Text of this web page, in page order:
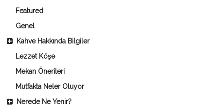
Featured
Genel
Kahve Hakkında Bilgiler
Lezzet Köşe
Mekan Önerileri
Mutfakta Neler Oluyor
Nerede Ne Yenir?